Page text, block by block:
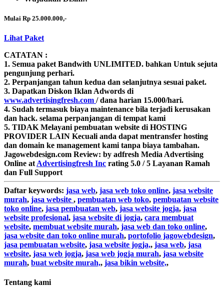
Mulai Rp 25.000.000,-
Lihat Paket
CATATAN :
1. Semua paket Bandwith UNLIMITED. bahkan Untuk sejuta
pengunjung perhari.
2. Perpanjangan tahun kedua dan selanjutnya sesuai paket.
3. Dapatkan Diskon Iklan Adwords di
www.advertisingfresh.com / dana harian 15.000/hari.
4. Sudah termasuk biaya maintenance bila terjadi kerusakan
dan hack. selama perpanjangan di tempat kami
5. TIDAK Melayani pembuatan website di HOSTING
PROVIDER LAIN Kecuali anda dapat mentransfer hosting
dan domain ke management kami tanpa biaya tambahan.
Jagowebdesign.com Review: by adfresh Media Advertising
Online at Advertisingfresh Inc rating 5.0 /5 Layanan Ramah
dan Full Support
Daftar keywords: jasa web, jasa web toko online, jasa website
murah, jasa website , pembuatan web toko, pembuatan website
toko online, jasa pembuatan web, jasa website jogja, jasa
website profesional, jasa website di jogja, cara membuat
website, membuat website murah, jasa web dan toko online,
jasa website dan toko online murah, portofolio jagowebdesign,
jasa pembuatan website, jasa website jogja,, jasa web, jasa
website, jasa web jogja, jasa web jogja murah, jasa website
murah, buat website murah,, jasa bikin website,,
Tentang kami